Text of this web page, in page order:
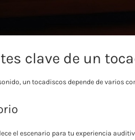
clave de un
un tocadiscos depende de varios
el escenario para tu experiencia